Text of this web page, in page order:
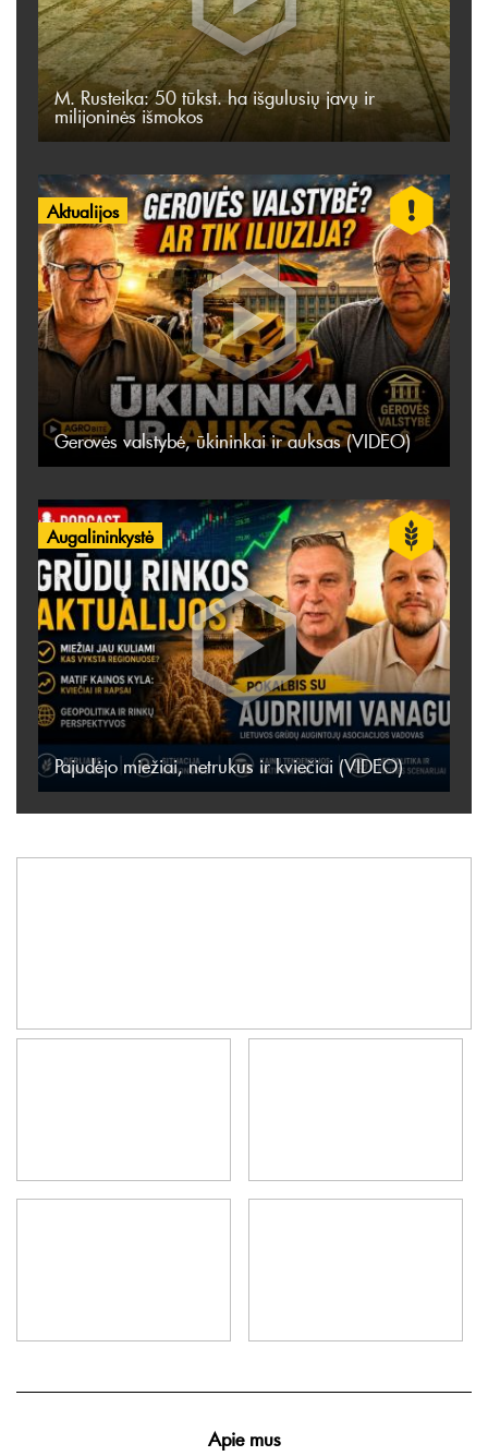
M. Rusteika: 50 tūkst. ha išgulusių javų ir
milijoninės išmokos
Aktualijos
Gerovės valstybė, ūkininkai ir auksas (VIDEO)
Augalininkystė
Pajudėjo miežiai, netrukus ir kviečiai (VIDEO)
Apie mus